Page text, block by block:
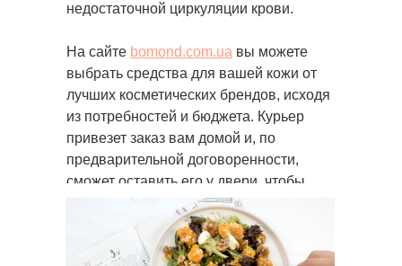
недостаточной циркуляции крови.
На сайте bomond.com.ua вы можете
выбрать средства для вашей кожи от
лучших косметических брендов, исходя
из потребностей и бюджета. Курьер
привезет заказ вам домой и, по
предварительной договоренности,
сможет оставить его у двери, чтобы
избежать лишнего контакта.